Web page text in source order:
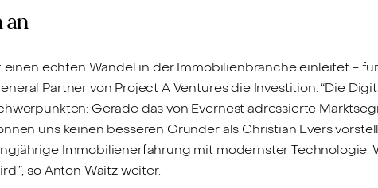
an
einen echten Wandel in der Immobilienbranche einleitet -
Partner von Project A Ventures die Investition. “Die
Gerade das von Evernest adressierte
uns keinen besseren Gründer als Christian Evers
Immobilienerfahrung mit modernster Technologie.
so Anton Waitz weiter.